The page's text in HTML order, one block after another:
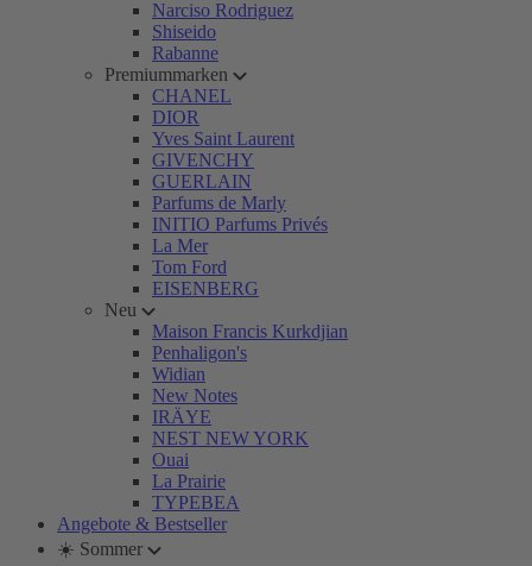
Narciso Rodriguez
Shiseido
Rabanne
Premiummarken
CHANEL
DIOR
Yves Saint Laurent
GIVENCHY
GUERLAIN
Parfums de Marly
INITIO Parfums Privés
La Mer
Tom Ford
EISENBERG
Neu
Maison Francis Kurkdjian
Penhaligon's
Widian
New Notes
IRÄYE
NEST NEW YORK
Ouai
La Prairie
TYPEBEA
Angebote & Bestseller
☀️ Sommer